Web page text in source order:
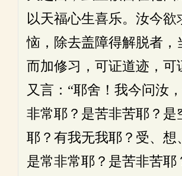
以天福心生喜乐。汝今欲
恼，除去盖障得解脱者，
而加修习，可证道迹，可
又言：“耶舍！我今问汝
非常耶？是苦非苦耶？是
耶？有我无我耶？受、想
是常非常耶？是苦非苦耶